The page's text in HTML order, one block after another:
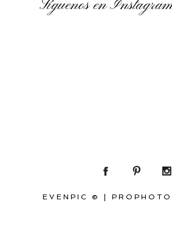
Síguenos en
EVENPIC ©